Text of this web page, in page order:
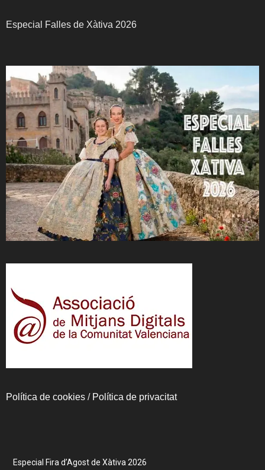
Especial Falles de Xàtiva 2026
Política de cookies / Política de privacitat
Especial Fira d’Agost de Xàtiva 2026